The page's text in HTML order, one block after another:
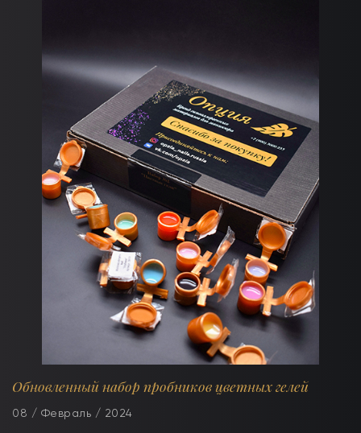
Обновленный набор пробников цветных гелей
08 / Февраль / 2024